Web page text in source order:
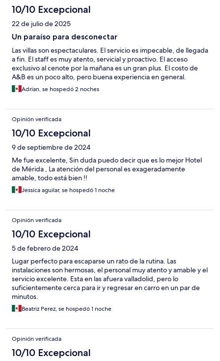
10/10 Excepcional
22 de julio de 2025
Un paraíso para desconectar
Las villas son espectaculares. El servicio es impecable, de llegada
a fin. El staff es muy atento, servicial y proactivo. El acceso
exclusivo al cenote por la mañana es un gran plus. El costo de
A&B es un poco alto, pero buena experiencia en general.
Adrian, se hospedó 2 noches
Opinión verificada
10/10 Excepcional
9 de septiembre de 2024
Me fue excelente, Sin duda puedo decir que es lo mejor Hotel
de Mérida , La atención del personal es exageradamente
amable, todo está bien !!
Jessica aguilar, se hospedó 1 noche
Opinión verificada
10/10 Excepcional
5 de febrero de 2024
Lugar perfecto para escaparse un rato de la rutina. Las
instalaciones son hermosas, el personal muy atento y amable y el
servicio excelente. Esta en las afuera valladolid, pero lo
suficientemente cerca para ir y regresar en carro en un par de
minutos.
Beatriz Perez, se hospedó 1 noche
Opinión verificada
10/10 Excepcional